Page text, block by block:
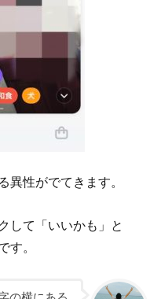
異性がでてきます。
して「いいかも」と
す。